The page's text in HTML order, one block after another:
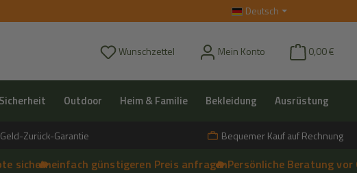
Deutsch
Wunschzettel Du hast 0 Produkte auf dem Merkzettel
Mein Konto 0,00 €
Sicherheit Outdoor Heim & Familie Bekleidung Ausrüstung
Zurück-Garantie Bequemer Kauf auf Rechnung
➔
🔥 einfach günstigeren Preis anfragen
➔
🔥 Persönliche Beratung vor Ort,